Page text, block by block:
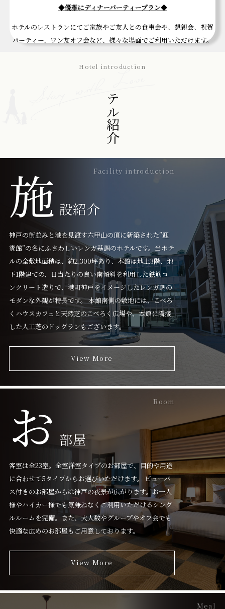
◆優雅にディナーパーティープラン◆
ホテルのレストランにてご家族やご友人との食事会や、懇親会、祝賀
パーティー、ワン友オフ会など、様々な場面でご利用いただけます。
ホテル紹介
Hotel introduction
施 設紹介
Facility introduction
神戸の街並みと港を見渡す六甲山の頂に新築された”迎
賓館”の名にふさわしいレンガ基調のホテルです。当ホテ
ルの全敷地面積は、約2,300坪あり、本館は地上3階、地
下1階建ての、日当たりの良い南傾斜を利用した鉄筋コ
ンクリート造りで、港町神戸をイメージしたレンガ調の
モダンな外観が特長です。 本館南側の敷地には、こべろ
くハウスカフェと天然芝のこべろく広場や、本館に隣接
した人工芝のドッグランもございます。
View More
お 部屋
Room
客室は全23室。全室洋室タイプのお部屋で、目的や用途
に合わせて5タイプからお選びいただけます。 ビューバ
ス付きのお部屋からは神戸の夜景が広がります。お一人
様やハイカー様でも気兼ねなくご利用いただけるシング
ルルームを完備。また、大人数やグループやオフ会でも
快適な広めのお部屋もご用意しております。
View More
Meal